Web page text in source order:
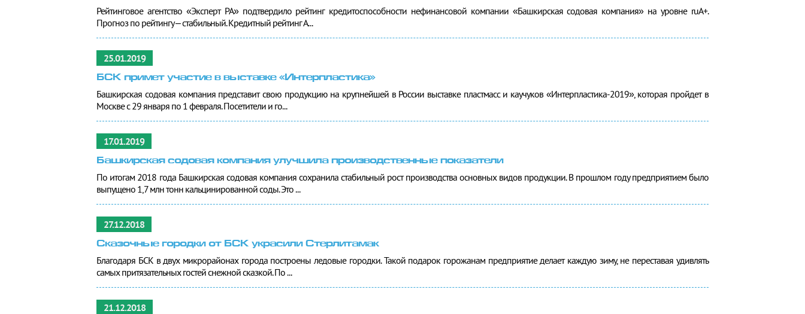
Рейтинговое агентство «Эксперт РА» подтвердило рейтинг кредитоспособности нефинансовой компании «Башкирская содовая компания» на уровне ruA+.
Прогноз по рейтингу – стабильный. Кредитный рейтинг А...
25.01.2019
БСК примет участие в выставке «Интерпластика»
Башкирская содовая компания представит свою продукцию на крупнейшей в России выставке пластмасс и каучуков «Интерпластика-2019», которая пройдет в
Москве с 29 января по 1 февраля. Посетители и го...
17.01.2019
Башкирская содовая компания улучшила производственные показатели
По итогам 2018 года Башкирская содовая компания сохранила стабильный рост производства основных видов продукции. В прошлом году предприятием было
выпущено 1,7 млн тонн кальцинированной соды. Это ...
27.12.2018
Сказочные городки от БСК украсили Стерлитамак
Благодаря БСК в двух микрорайонах города построены ледовые городки. Такой подарок горожанам предприятие делает каждую зиму, не переставая удивлять
самых притязательных гостей снежной сказкой. По ...
21.12.2018